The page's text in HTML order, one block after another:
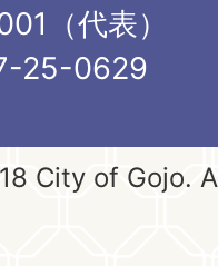
（代表）
25-0629
City of Gojo.